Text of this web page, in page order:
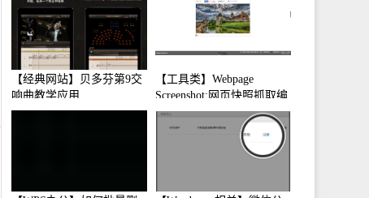
【经典网站】贝多芬第9交
响曲教学应用
【工具类】Webpage
Screenshot:网页快照抓取编
辑工具